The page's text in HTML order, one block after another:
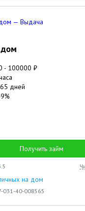
- 100000 ₽
дней
%
Получить займ
на дом
40-008565